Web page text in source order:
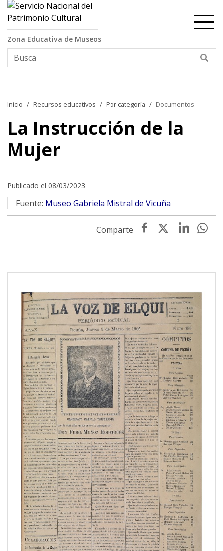
Contenido principal
Zona Educativa de Museos
Inicio Recursos educativos Por categoría Documentos
La Instrucción de la
Mujer
Publicado el 08/03/2023
Fuente: Museo Gabriela Mistral de Vicuña